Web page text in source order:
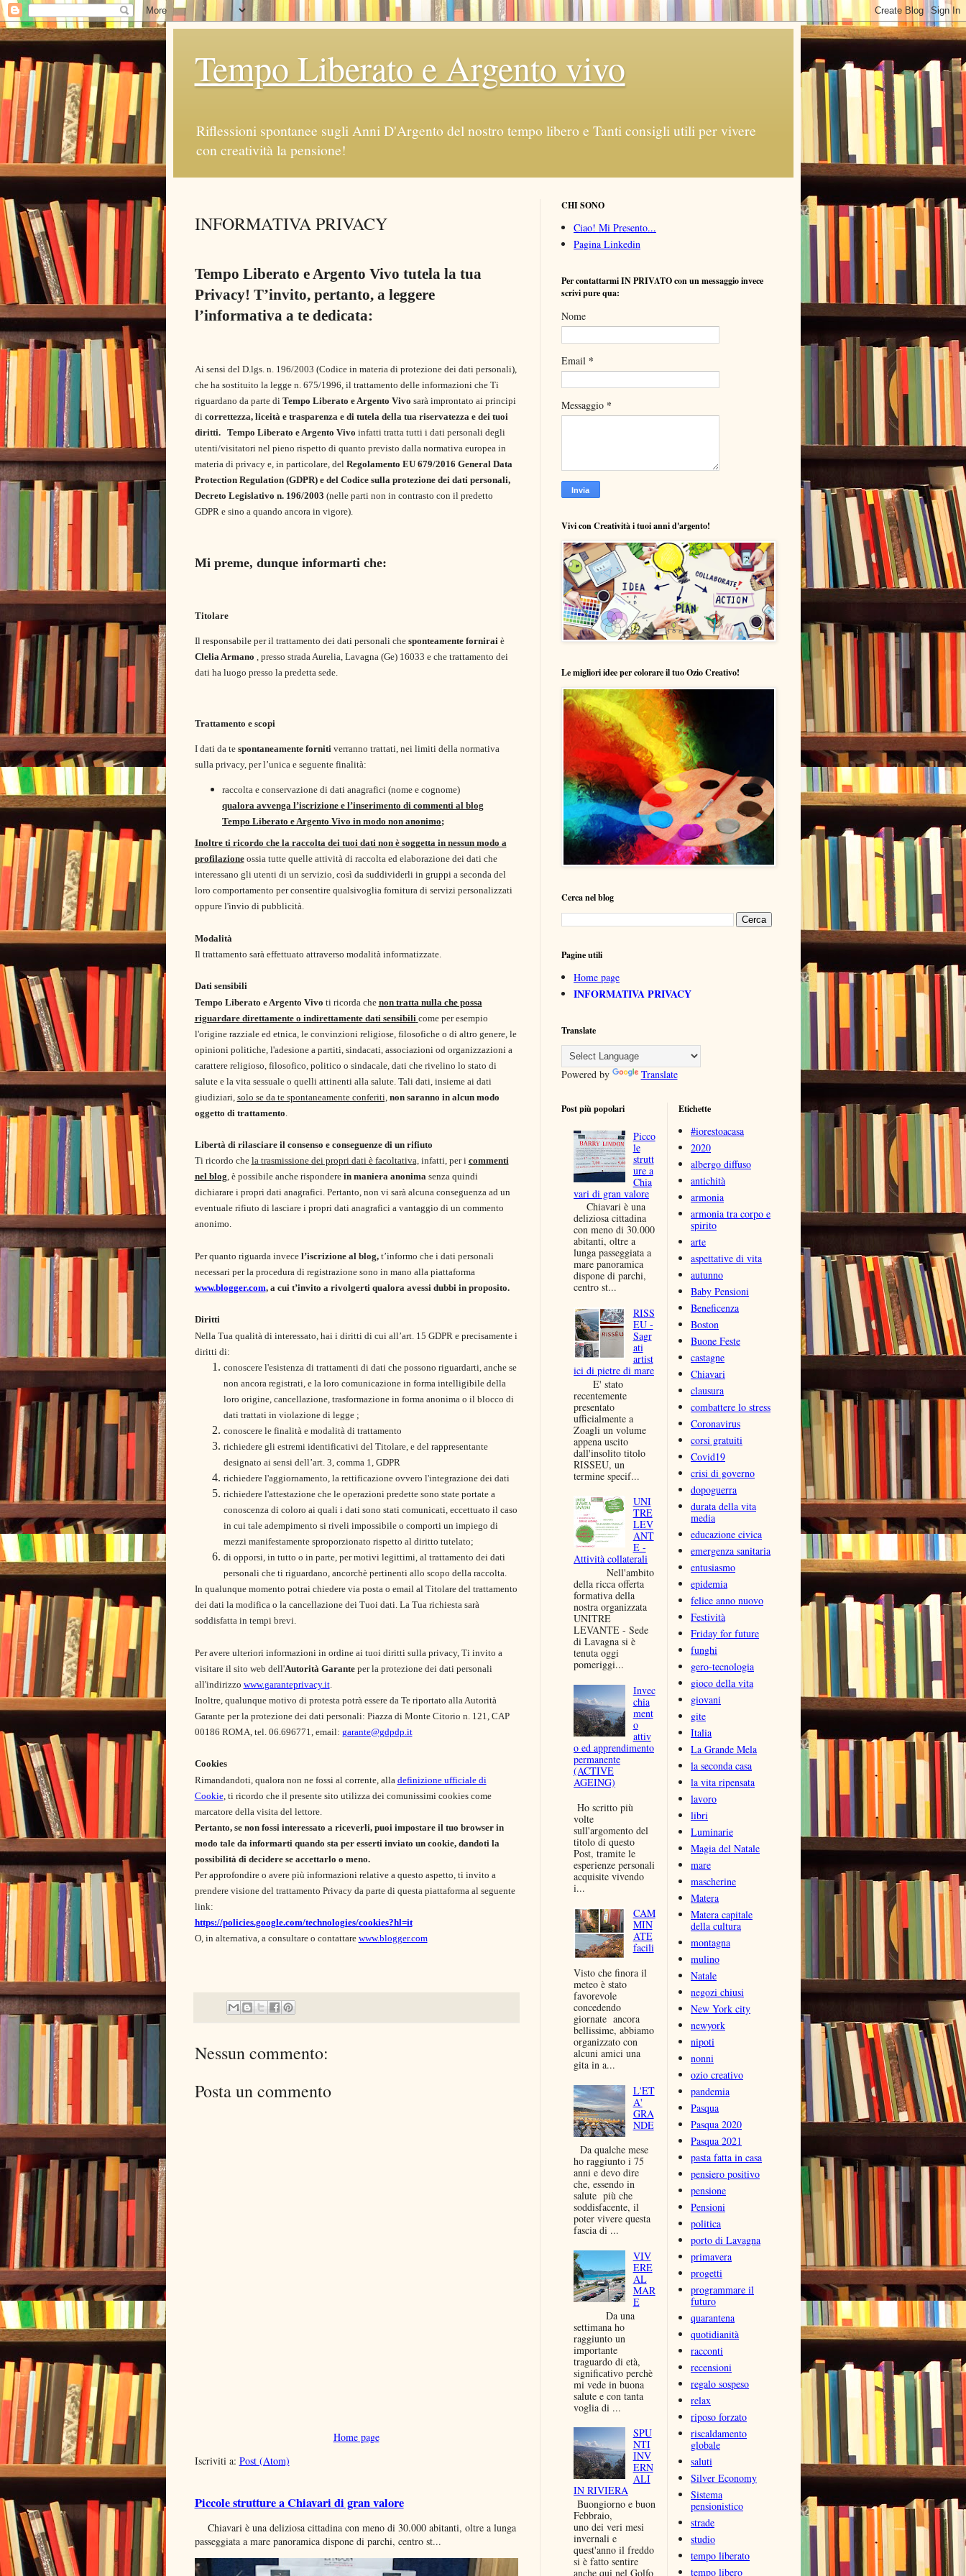
Tempo Liberato e Argento vivo
Riflessioni spontanee sugli Anni D'Argento del nostro tempo libero e Tanti consigli utili per vivere
con creatività la pensione!
INFORMATIVA PRIVACY
Tempo Liberato e Argento Vivo tutela la tua
Privacy! T’invito, pertanto, a leggere
l’informativa a te dedicata:
Ai sensi del D.lgs. n. 196/2003 (Codice in materia di protezione dei dati personali),
che ha sostituito la legge n. 675/1996, il trattamento delle informazioni che Ti
riguardano da parte di Tempo Liberato e Argento Vivo sarà improntato ai principi
di correttezza, liceità e trasparenza e di tutela della tua riservatezza e dei tuoi
diritti.
Tempo Liberato e Argento Vivo infatti tratta tutti i dati personali degli
utenti/visitatori nel pieno rispetto di quanto previsto dalla normativa europea in
materia di privacy e, in particolare, del Regolamento EU 679/2016 General Data
Protection Regulation (GDPR) e del Codice sulla protezione dei dati personali,
Decreto Legislativo n. 196/2003 (nelle parti non in contrasto con il predetto
GDPR e sino a quando ancora in vigore).
Mi preme, dunque informarti che:
Titolare
Il responsabile per il trattamento dei dati personali che sponteamente fornirai è
Clelia Armano
, presso strada Aurelia, Lavagna (Ge) 16033 e che trattamento dei
dati ha luogo presso la predetta sede.
Trattamento e scopi
I dati da te spontaneamente forniti verranno trattati, nei limiti della normativa
sulla privacy, per l’unica e seguente finalità:
raccolta e conservazione di dati anagrafici (nome e cognome)
qualora avvenga l’iscrizione e l’inserimento di commenti al blog
Tempo Liberato e Argento Vivo in modo non anonimo;
Inoltre ti ricordo che la raccolta dei tuoi dati non è soggetta in nessun modo a
profilazione ossia tutte quelle attività di raccolta ed elaborazione dei dati che
interessano gli utenti di un servizio, così da suddividerli in gruppi a seconda del
loro comportamento per consentire qualsivoglia fornitura di servizi personalizzati
oppure l'invio di pubblicità.
Modalità
Il trattamento sarà effettuato attraverso modalità informatizzate.
Dati sensibili
Tempo Liberato e Argento Vivo ti ricorda che non tratta nulla che possa
riguardare direttamente o indirettamente dati sensibili come per esempio
l'origine razziale ed etnica, le convinzioni religiose, filosofiche o di altro genere, le
opinioni politiche, l'adesione a partiti, sindacati, associazioni od organizzazioni a
carattere religioso, filosofico, politico o sindacale, dati che rivelino lo stato di
salute e la vita sessuale o quelli attinenti alla salute. Tali dati, insieme ai dati
giudiziari, solo se da te spontaneamente conferiti, non saranno in alcun modo
oggetto di trattamento
Libertà di rilasciare il consenso e conseguenze di un rifiuto
Ti ricordo che la trasmissione dei propri dati è facoltativa,infatti, per i commenti
nel blog, è possibile anche rispondere in maniera anonimasenza quindi
dichiarare i propri dati anagrafici. Pertanto, non vi sarà alcuna conseguenza ad un
eventuale rifiuto di lasciare i propri dati anagrafici a vantaggio di un commento
anonimo.
Per quanto riguarda invece l’iscrizione al blog,t’informo che i dati personali
necessari per la procedura di registrazione sono in mano alla piattaforma
www.blogger.com, a cui t’invito a rivolgerti qualora avessi dubbi in proposito.
Diritti
Nella Tua qualità di interessato, hai i diritti di cui all’art. 15 GDPR e precisamente i
diritti di:
conoscere l'esistenza di trattamenti di dati che possono riguardarti, anche se
non ancora registrati, e la loro comunicazione in forma intelligibile della
loro origine, cancellazione, trasformazione in forma anonima o il blocco di
dati trattati in violazione di legge ;
conoscere le finalità e modalità di trattamento
richiedere gli estremi identificativi del Titolare, e del rappresentante
designato ai sensi dell’art. 3, comma 1, GDPR
richiedere l'aggiornamento, la rettificazione ovvero l'integrazione dei dati
richiedere l'attestazione che le operazioni predette sono state portate a
conoscenza di coloro ai quali i dati sono stati comunicati, eccettuato il caso
in cui tale adempimento si riveli impossibile o comporti un impiego di
mezzi manifestamente sproporzionato rispetto al diritto tutelato;
di opporsi, in tutto o in parte, per motivi legittimi, al trattamento dei dati
personali che ti riguardano, ancorchè pertinenti allo scopo della raccolta.
In qualunque momento potrai chiedere via posta o email al Titolare del trattamento
dei dati la modifica o la cancellazione dei Tuoi dati. La Tua richiesta sarà
soddisfatta in tempi brevi.
Per avere ulteriori informazioni in ordine ai tuoi diritti sulla privacy, Ti invito a
visitare il sito web dell'Autorità Garanteper la protezione dei dati personali
all'indirizzo www.garanteprivacy.it.
Inoltre, qualunque motivo di protesta potrà essere da Te riportato alla Autorità
Garante per la protezione dei dati personali: Piazza di Monte Citorio n. 121, CAP
00186 ROMA, tel. 06.696771, email: garante@gdpdp.it
Cookies
Rimandandoti, qualora non ne fossi al corrente, alla definizione ufficiale di
Cookie, ti ricordo che il presente sito utilizza dei comunissimi cookies come
marcatore della visita del lettore.
Pertanto, se non fossi interessato a riceverli, puoi impostare il tuo browser in
modo tale da informarti quando sta per esserti inviato un cookie, dandoti la
possibilità di decidere se accettarlo o meno.
Per approfondire o avere più informazioni relative a questo aspetto, ti invito a
prendere visione del trattamento Privacy da parte di questa piattaforma al seguente
link:
https://policies.google.com/technologies/cookies?hl=it
O, in alternativa, a consultare o contattare www.blogger.com
Nessun commento:
Posta un commento
Home page
Iscriviti a: Post (Atom)
Piccole strutture a Chiavari di gran valore
Chiavari è una deliziosa cittadina con meno di 30.000 abitanti, oltre a lunga
passeggiata a mare panoramica dispone di parchi, centro st...
CHI SONO
Ciao! Mi Presento...
Pagina Linkedin
Per contattarmi IN PRIVATO con un messaggio invece
scrivi pure qua:
Nome
Email *
Messaggio *
Vivi con Creatività i tuoi anni d'argento!
Le migliori idee per colorare il tuo Ozio Creativo!
Cerca nel blog
Pagine utili
Home page
INFORMATIVA PRIVACY
Translate
Powered by Translate
Post più popolari
Picco
le
strutt
ure a
Chia
vari di gran valore
Chiavari è una
deliziosa cittadina
con meno di 30.000
abitanti, oltre a
lunga passeggiata a
mare panoramica
dispone di parchi,
centro st...
RISS
EU -
Sagr
ati
artist
ici di pietre di mare
E' stato
recentemente
presentato
ufficialmente a
Zoagli un volume
appena uscito
dall'insolito titolo
RISSEU, un
termine specif...
UNI
TRE
LEV
ANT
E -
Attività collaterali
Nell'ambito
della ricca offerta
formativa della
nostra organizzata
UNITRE
LEVANTE - Sede
di Lavagna si è
tenuta oggi
pomeriggi...
Invec
chia
ment
o
attiv
o ed apprendimento
permanente
(ACTIVE
AGEING)
Ho scritto più
volte
sull'argomento del
titolo di questo
Post, tramite le
esperienze personali
acquisite vivendo
i...
CAM
MIN
ATE
facili
Visto che finora il
meteo è stato
favorevole
concedendo
giornate ancora
bellissime, abbiamo
organizzato con
alcuni amici una
gita in a...
L'ET
A'
GRA
NDE
Da qualche mese
ho raggiunto i 75
anni e devo dire
che, essendo in
salute più che
soddisfacente, il
poter vivere questa
fascia di ...
VIV
ERE
AL
MAR
E
Da una
settimana ho
raggiunto un
importante
traguardo di età,
significativo perchè
mi vede in buona
salute e con tanta
voglia di ...
SPU
NTI
INV
ERN
ALI
IN RIVIERA
Buongiorno e buon
Febbraio,
uno dei veri mesi
invernali e
quest'anno il freddo
si è fatto sentire
anche qui nel Golfo
Etichette
#iorestoacasa
2020
albergo diffuso
antichità
armonia
armonia tra corpo e
spirito
arte
aspettative di vita
autunno
Baby Pensioni
Beneficenza
Boston
Buone Feste
castagne
Chiavari
clausura
combattere lo stress
Coronavirus
corsi gratuiti
Covid19
crisi di governo
dopoguerra
durata della vita
media
educazione civica
emergenza sanitaria
entusiasmo
epidemia
felice anno nuovo
Festività
Friday for future
funghi
gero-tecnologia
gioco della vita
giovani
gite
Italia
La Grande Mela
la seconda casa
la vita ripensata
lavoro
libri
Luminarie
Magia del Natale
mare
mascherine
Matera
Matera capitale
della cultura
montagna
mulino
Natale
negozi chiusi
New York city
newyork
nipoti
nonni
ozio creativo
pandemia
Pasqua
Pasqua 2020
Pasqua 2021
pasta fatta in casa
pensiero positivo
pensione
Pensioni
politica
porto di Lavagna
primavera
progetti
programmare il
futuro
quarantena
quotidianità
racconti
recensioni
regalo sospeso
relax
riposo forzato
riscaldamento
globale
saluti
Silver Economy
Sistema
pensionistico
strade
studio
tempo liberato
tempo libero